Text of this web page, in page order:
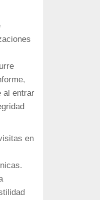
al entrar
en